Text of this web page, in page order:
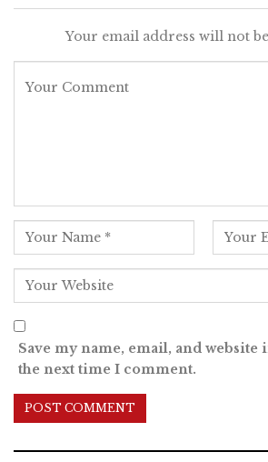
Your email address will not
Save my name, email, and
the next time I comment.